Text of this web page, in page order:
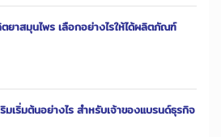
ยาสมุนไพร เลือกอย่างไรให้ได้ผลิตภัณฑ์
มเริ่มต้นอย่างไร สำหรับเจ้าของแบรนด์ธุรกิจ